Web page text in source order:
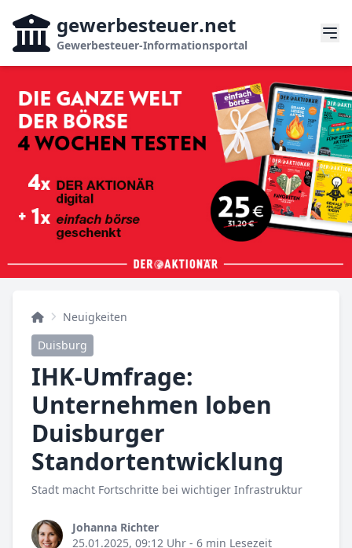
gewerbesteuer.net
Gewerbesteuer-Informationsportal
Neuigkeiten
Duisburg
IHK-Umfrage:
Unternehmen loben
Duisburger
Standortentwicklung
Stadt macht Fortschritte bei wichtiger Infrastruktur
Johanna Richter
25.01.2025, 09:12 Uhr - 6 min Lesezeit